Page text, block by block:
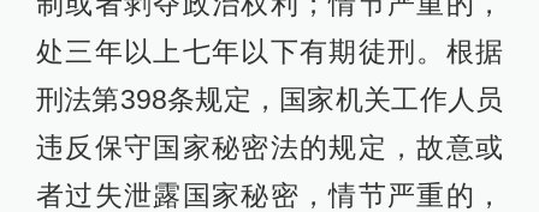
处三年以上七年以下有期徒刑。根据
刑法第398条规定，国家机关工作人员
违反保守国家秘密法的规定，故意或
者过失泄露国家秘密，情节严重的，